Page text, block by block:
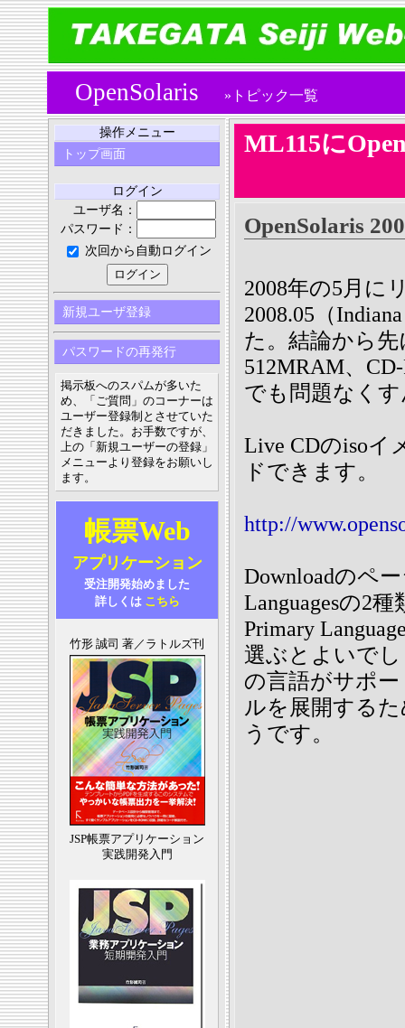
OpenSolaris »トピック一覧
操作メニュー
トップ画面
ログイン
ユーザ名：
パスワード：
次回から自動ログイン
新規ユーザ登録
パスワードの再発行
掲示板へのスパムが多いた
め、「ご質問」のコーナーは
ユーザー登録制とさせていた
だきました。お手数ですが、
上の「新規ユーザーの登録」
メニューより登録をお願いし
ます。
帳票Web
アプリケーション
受注開発始めました
詳しくは こちら
竹形 誠司 著／ラトルズ刊
JSP帳票アプリケーション
実践開発入門
ML115に
OpenSolaris
2008年の5月に
2008.05（
た。結論から
512MRAM、
でも問題なく
Live CDのisoイ
ドできます。
http://
Downloadのペ
Languagesの2
Primary
選ぶとよいでし
の言語がサポ
ルを展開する
うです。